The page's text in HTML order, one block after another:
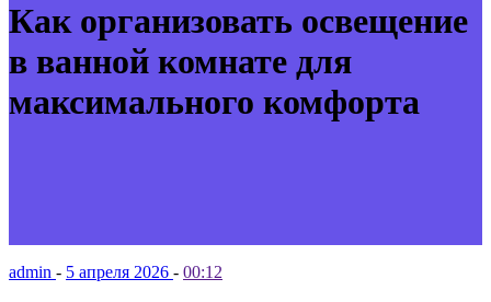
Как организовать освещение
в ванной комнате для
максимального комфорта
admin - 5 апреля 2026 - 00:12